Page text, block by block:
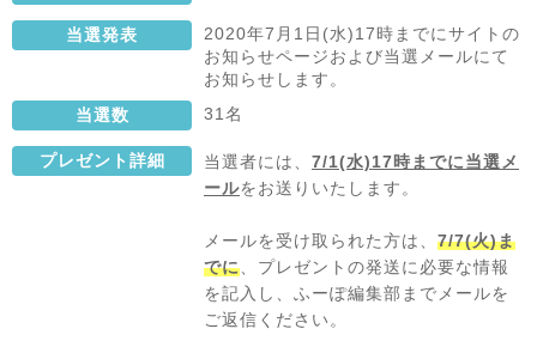
当選発表
2020年7月1日(水)17時までにサイトの
お知らせページおよび当選メールにて
お知らせします。
当選数
31名
プレゼント詳細 当選者には、 7/1(水)17時までに当選メ
ールをお送りいたします。
メールを受け取られた方は、 7/7(火)ま
でに 、プレゼントの発送に必要な情報
を記入し、ふーぽ編集部までメールを
ご返信ください。